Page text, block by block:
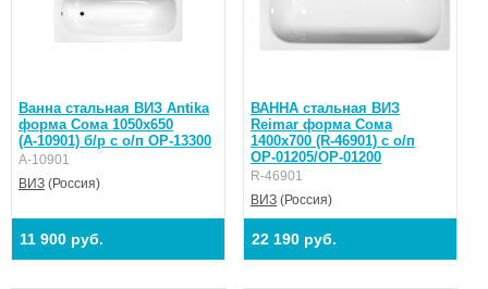
Ванна стальная ВИЗ Antika
форма Сома 1050х650
(А-10901) б/р с о/п OP-13300
А-10901
ВИЗ (Россия)
11 900 руб.
ВАННА стальная ВИЗ
Reimar форма Сома
1400х700 (R-46901) с о/п
ОР-01205/ОР-01200
R-46901
ВИЗ (Россия)
22 190 руб.